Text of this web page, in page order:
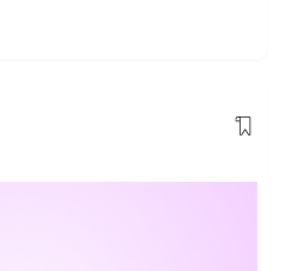
के बल पर वह गवाह ढूंढती है,